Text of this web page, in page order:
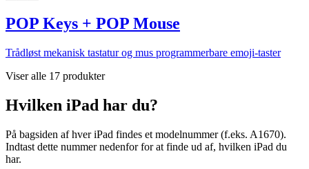
POP Keys + POP Mouse
Trådløst mekanisk tastatur og mus programmerbare emoji-taster
Viser alle 17 produkter
Hvilken iPad har du?
På bagsiden af hver iPad findes et modelnummer (f.eks. A1670).
Indtast dette nummer nedenfor for at finde ud af, hvilken iPad du
har.